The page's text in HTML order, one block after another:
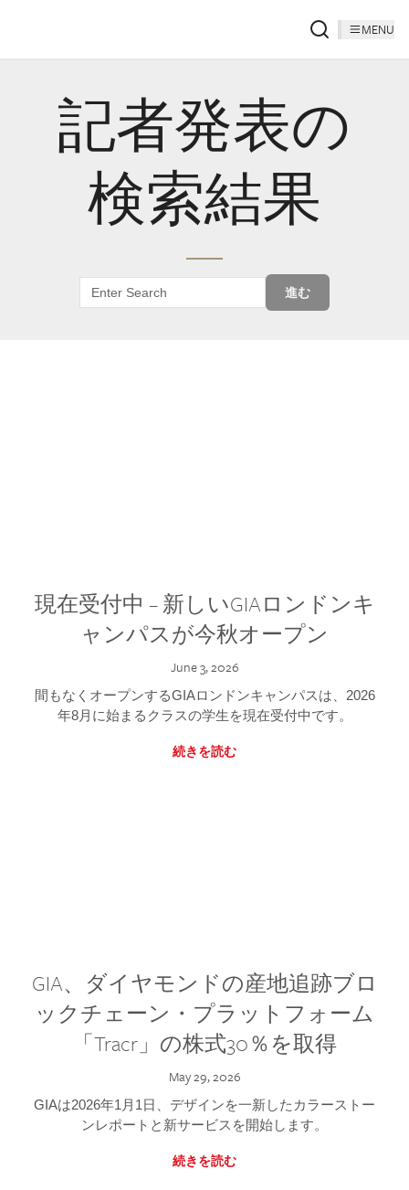
MENU
記者発表の
検索結果
進む
現在受付中 – 新しいGIAロンドンキ
ャンパスが今秋オープン
June 3, 2026
間もなくオープンするGIAロンドンキャンパスは、2026
年8月に始まるクラスの学生を現在受付中です。
続きを読む
GIA、ダイヤモンドの産地追跡ブロ
ックチェーン・プラットフォーム
「Tracr」の株式30％を取得
May 29, 2026
GIAは2026年1月1日、デザインを一新したカラーストー
ンレポートと新サービスを開始します。
続きを読む